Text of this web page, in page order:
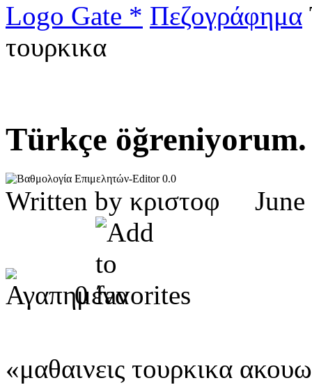
Logo Gate * Πεζογράφημα
τουρκικα
Türkçe
0.0
Written by κριστοφ
0
«μαθαινεις τουρκικα